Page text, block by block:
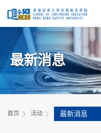
容
要
内
容
最新消息
首页 活动 最新消息